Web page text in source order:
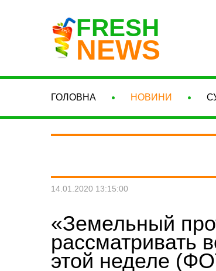
FRESH
NEWS
ГОЛОВНА НОВИНИ
14.01.2020 13:15:00
«Земельный
рассматривать
этой неделе